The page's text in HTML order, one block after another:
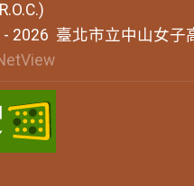
2026 臺北市立中山女子